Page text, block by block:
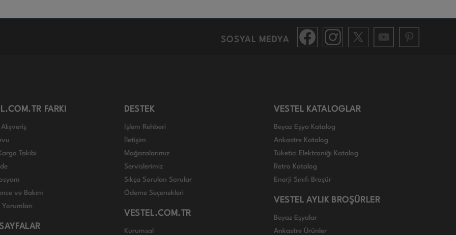
SOSYAL MEDYA
FARKI
Takibi
ve Bakım
Yorumları
DESTEK
İşlem Rehberi
İletişim
Mağazalarımız
Servislerimiz
Sıkça Sorulan Sorular
Ödeme Seçenekleri
VESTEL.COM.TR
Kurumsal
VESTEL KATALOGLAR
Beyaz Eşya Katalog
Ankastre Katalog
Tüketici Elektroniği Katalog
Retro Katalog
Enerji Sınıfı Broşür
VESTEL AYLIK BROŞÜRLER
Beyaz Eşyalar
Ankastre Ürünler